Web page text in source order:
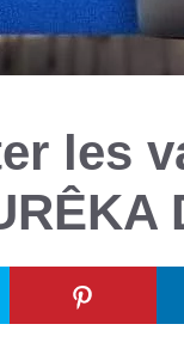
les